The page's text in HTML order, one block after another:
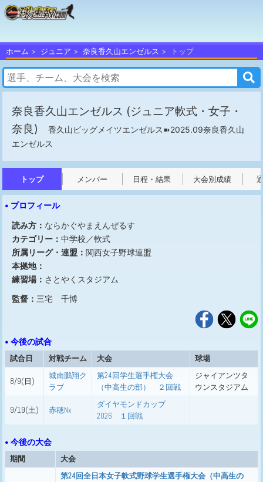
ホーム ジュニア 奈良香久山エンゼルス トップ
奈良香久山エンゼルス (ジュニア軟式・女子・
奈良)
香久山ビッグメイツエンゼルス➽2025.09奈良香久山
エンゼルス
トップ メンバー 日程・結果 大会別成績
• プロフィール
読み方： ならかぐやまえんぜるす
カテゴリー： 中学校／軟式
所属リーグ・連盟： 関西女子野球連盟
本拠地：
練習場： さとやくスタジアム
監督： 三宅 千博
• 今後の試合
試合日
対戦チーム 大会 球場
8/9(日)
城南鵬翔ク
ラブ
第24回学生選手権大会
（中高生の部） ２回戦
ジャイアンツタ
ウンスタジアム
9/19(土) 赤穂Nx
ダイヤモンドカップ
2026 １回戦
• 今後の大会
期間
大会
第24回全日本女子軟式野球学生選手権大会（中高生の